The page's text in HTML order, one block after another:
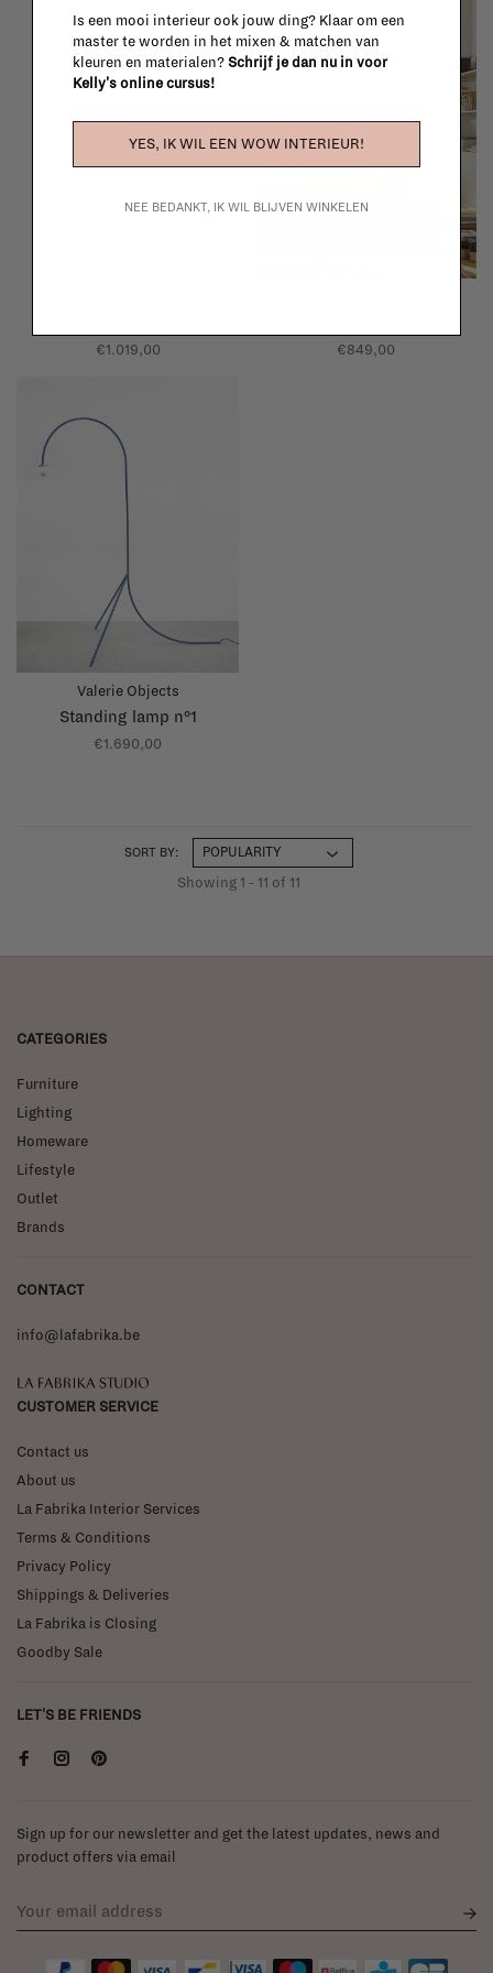
€1.019,00 €849,00
Valerie Objects
Standing lamp n°1
€1.690,00
SORT BY:
Showing 1 - 11 of 11
CATEGORIES
Furniture
Lighting
Homeware
Lifestyle
Outlet
Brands
CONTACT
info@lafabrika.be
La Fabrika Studio
CUSTOMER SERVICE
Contact us
About us
La Fabrika Interior Services
Terms & Conditions
Privacy Policy
Shippings & Deliveries
La Fabrika is Closing
Goodby Sale
LET'S BE FRIENDS
Sign up for our newsletter and get the latest updates, news and
product offers via email
Is een mooi interieur ook jouw ding? Klaar om een
master te worden in het mixen & matchen van
kleuren en materialen? Schrijf je dan nu in voor
Kelly's online cursus!
YES, IK WIL EEN WOW INTERIEUR!
NEE BEDANKT, IK WIL BLIJVEN WINKELEN